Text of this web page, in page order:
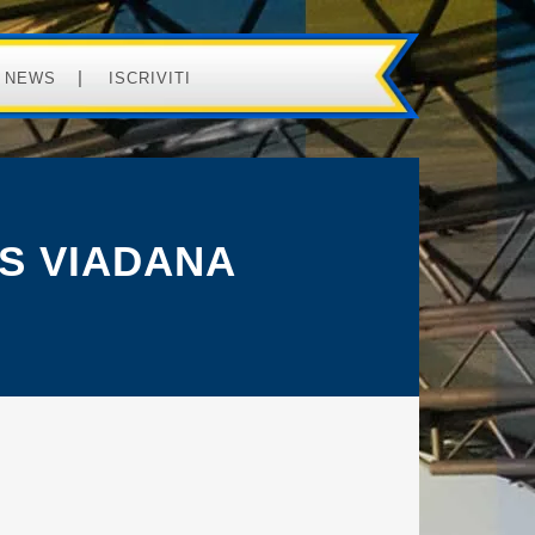
NEWS ISCRIVITI
VIADANA